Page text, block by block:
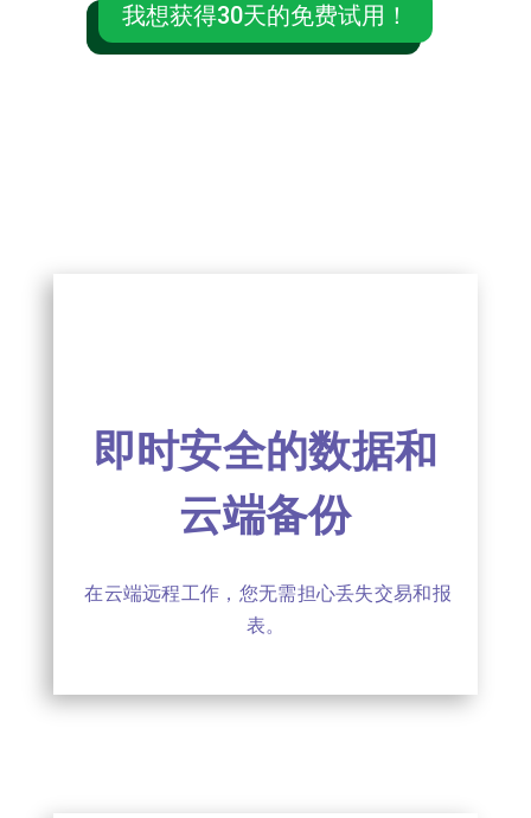
我想获得30天的免费试用！
即时安全的数据和
云端备份
在云端远程工作，您无需担心丢失交易和报
表。